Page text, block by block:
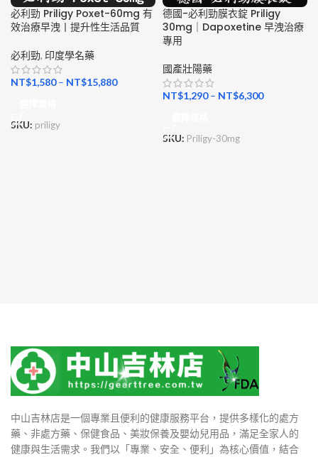
必利勁 Priligy Poxet-60mg 有
效治療早洩丨提升性生活品質
必利勁, 印度學名藥
NT$1,580– NT$15,880
SKU: priligy
德國-必利勁膜衣錠 Priligy
30mg｜Dapoxetine 早洩治療
專用
國產壯陽藥
NT$1,290– NT$6,300
SKU: Priligy-30mg
中山吉林店是一個專業且便利的健康服務平台，提供多樣化的處方
藥、非處方藥、保健食品、美妝保養及嬰幼兒用品，滿足全家人的
健康與生活需求。我們以「專業、安全、便利」為核心價值，結合